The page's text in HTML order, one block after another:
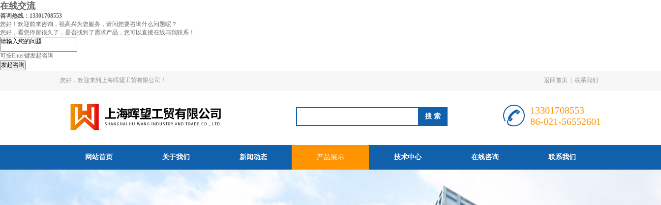
在线交流
咨询热线：13301708553
您好！欢迎前来咨询，很高兴为您服务，请问您要咨询什么问题呢？
您好，看您停留很久了，是否找到了需求产品，您可以直接在线与我联系！
可按Enter键发起咨询
发起咨询
您好，欢迎来到上海晖望工贸有限公司！ 返回首页 联系我们
13301708553
86-021-56552601
网站首页 关于我们 新闻动态 产品展示 技术中心 在线咨询 联系我们